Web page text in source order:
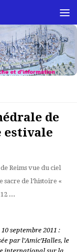
de
estivale
Reims vue du ciel
de l’histoire «
…
septembre 2011 :
par l’Amic’Halles, le